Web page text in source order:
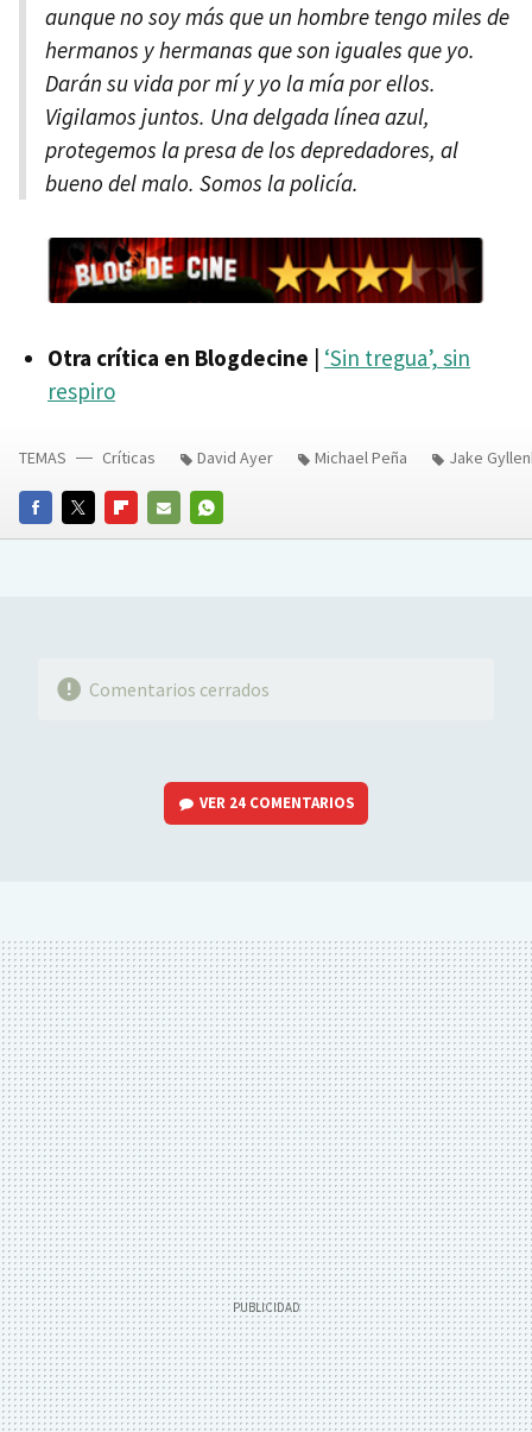
aunque no soy más que un hombre tengo miles de
hermanos y hermanas que son iguales que yo.
Darán su vida por mí y yo la mía por ellos.
Vigilamos juntos. Una delgada línea azul,
protegemos la presa de los depredadores, al
bueno del malo. Somos la policía.
Otra crítica en Blogdecine
‘Sin tregua’, sin
respiro
FACEBOOKTWITTERFLIPBOARD
E-
WHATSAPP
TEMAS Críticas David Ayer Michael Peña Jake
Comentarios cerrados
VER 24 COMENTARIOS